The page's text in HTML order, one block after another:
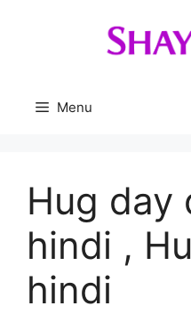
Menu
Hug day
hindi ,
hindi